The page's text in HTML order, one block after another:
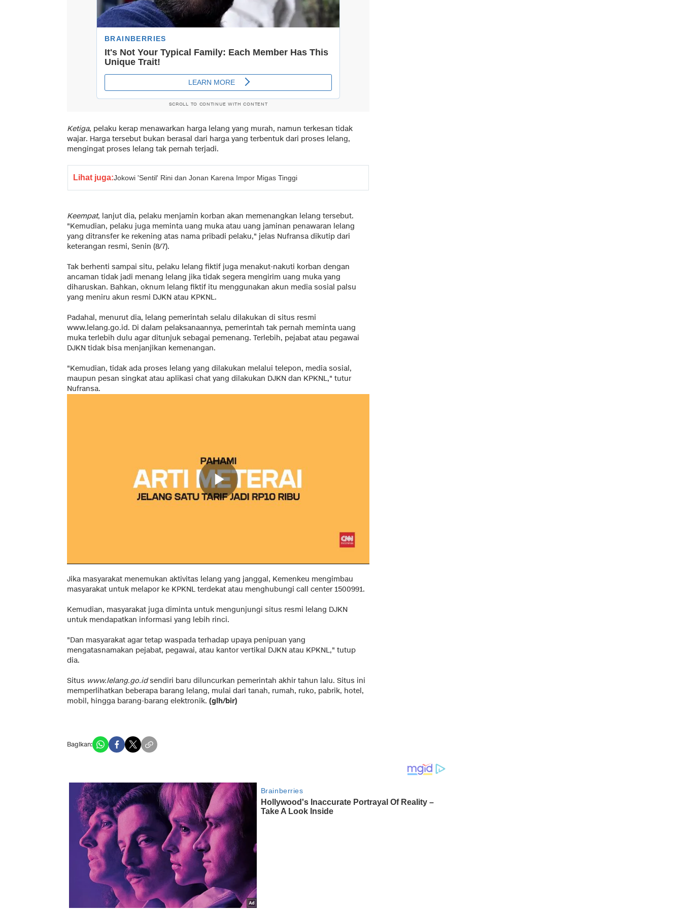
SCROLL TO CONTINUE WITH CONTENT
Ketiga, pelaku kerap menawarkan harga lelang yang murah, namun terkesan tidak
wajar. Harga tersebut bukan berasal dari harga yang terbentuk dari proses lelang,
mengingat proses lelang tak pernah terjadi.
Lihat juga:Jokowi 'Sentil' Rini dan Jonan Karena Impor Migas Tinggi
Keempat, lanjut dia, pelaku menjamin korban akan memenangkan lelang tersebut.
"Kemudian, pelaku juga meminta uang muka atau uang jaminan penawaran lelang
yang ditransfer ke rekening atas nama pribadi pelaku," jelas Nufransa dikutip dari
keterangan resmi, Senin (8/7).
Tak berhenti sampai situ, pelaku lelang fiktif juga menakut-nakuti korban dengan
ancaman tidak jadi menang lelang jika tidak segera mengirim uang muka yang
diharuskan. Bahkan, oknum lelang fiktif itu menggunakan akun media sosial palsu
yang meniru akun resmi DJKN atau KPKNL.
Padahal, menurut dia, lelang pemerintah selalu dilakukan di situs resmi
www.lelang.go.id. Di dalam pelaksanaannya, pemerintah tak pernah meminta uang
muka terlebih dulu agar ditunjuk sebagai pemenang. Terlebih, pejabat atau pegawai
DJKN tidak bisa menjanjikan kemenangan.
"Kemudian, tidak ada proses lelang yang dilakukan melalui telepon, media sosial,
maupun pesan singkat atau aplikasi chat yang dilakukan DJKN dan KPKNL," tutur
Nufransa.
Jika masyarakat menemukan aktivitas lelang yang janggal, Kemenkeu mengimbau
masyarakat untuk melapor ke KPKNL terdekat atau menghubungi call center 1500991.
Kemudian, masyarakat juga diminta untuk mengunjungi situs resmi lelang DJKN
untuk mendapatkan informasi yang lebih rinci.
"Dan masyarakat agar tetap waspada terhadap upaya penipuan yang
mengatasnamakan pejabat, pegawai, atau kantor vertikal DJKN atau KPKNL," tutup
dia.
Situs www.lelang.go.idsendiri baru diluncurkan pemerintah akhir tahun lalu. Situs ini
memperlihatkan beberapa barang lelang, mulai dari tanah, rumah, ruko, pabrik, hotel,
mobil, hingga barang-barang elektronik. (glh/bir)
Bagikan: